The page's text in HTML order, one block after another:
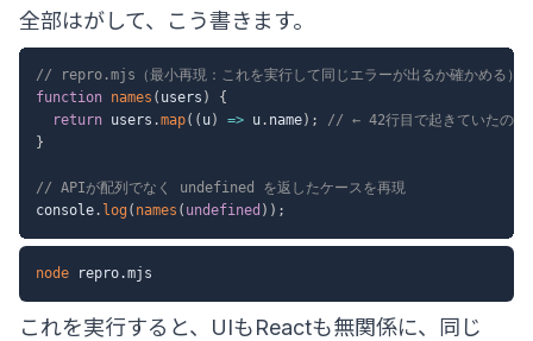
全部はがして、こう書きます。
// repro.mjs（最小再現：これを実行して同じエラーが出るか確かめる）
function names ( users )
{
return users .map( ( u) => u. name) ;
// ← 42行目で起きていたのと
}
// APIが配列でなく undefined を返したケースを再現
console. log ( names ( undefined ) ) ;
node
これを実行すると、UIもReactも無関係に、同じ